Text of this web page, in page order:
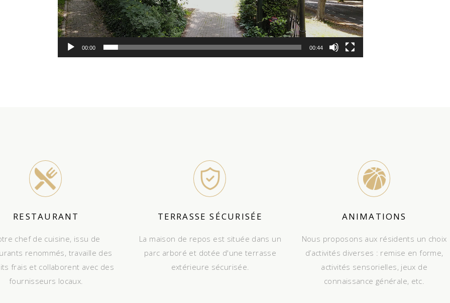
00:00 00:44
RESTAURANT
chef de cuisine, issu de
renommés, travaille des
frais et collaborent avec des
fournisseurs locaux.
TERRASSE SÉCURISÉE
La maison de repos est située dans un
parc arboré et dotée d'une terrasse
extérieure sécurisée.
ANIMATIONS
Nous proposons aux résidents un choix
d’activités diverses : remise en forme,
activités sensorielles, jeux de
connaissance générale, etc.